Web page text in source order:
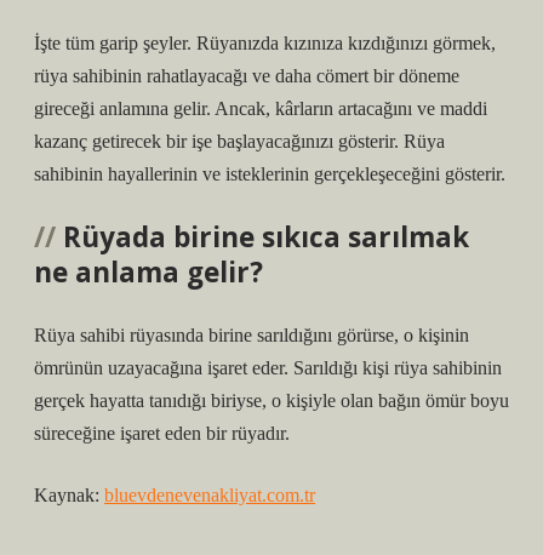
İşte tüm garip şeyler. Rüyanızda kızınıza kızdığınızı görmek,
rüya sahibinin rahatlayacağı ve daha cömert bir döneme
gireceği anlamına gelir. Ancak, kârların artacağını ve maddi
kazanç getirecek bir işe başlayacağınızı gösterir. Rüya
sahibinin hayallerinin ve isteklerinin gerçekleşeceğini gösterir.
Rüyada birine sıkıca sarılmak
ne anlama gelir?
Rüya sahibi rüyasında birine sarıldığını görürse, o kişinin
ömrünün uzayacağına işaret eder. Sarıldığı kişi rüya sahibinin
gerçek hayatta tanıdığı biriyse, o kişiyle olan bağın ömür boyu
süreceğine işaret eden bir rüyadır.
Kaynak: bluevdenevenakliyat.com.tr